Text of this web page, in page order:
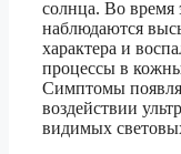
солнца. Во время
наблюдаются
характера и
процессы в
Симптомы
воздействии
видимых